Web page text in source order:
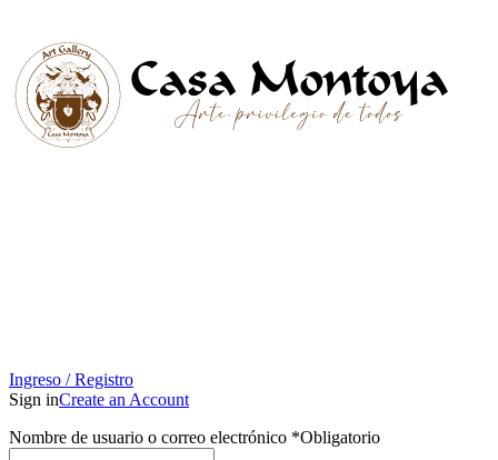
Ingreso / Registro
Sign inCreate an Account
Nombre de usuario o correo electrónico *Obligatorio